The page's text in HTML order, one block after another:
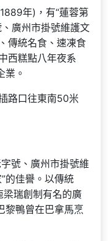
1889年)，有“蓮蓉第
廣州市掛號維護文
傳統名食、速凍食
西糕點八年夜系
業。
路口往東南50米
號、廣州市掛號維
的佳譽。以傳統
梁瑞創制有名的廣
黎鴨曾在巴拿馬烹